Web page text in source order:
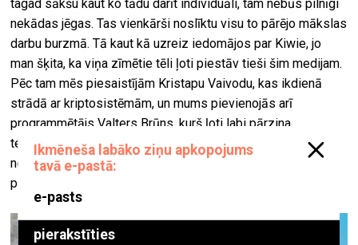
tagad sākšu kaut ko tādu darīt individuāli, tam nebūs pilnīgi
nekādas jēgas. Tas vienkārši noslīktu visu to pārējo mākslas
darbu burzmā. Tā kaut kā uzreiz iedomājos par Kiwie, jo
man šķita, ka viņa zīmētie tēli ļoti piestāv tieši šim medijam.
Pēc tam mēs piesaistījām Kristapu Vaivodu, kas ikdienā
strādā ar kriptosistēmām, un mums pievienojās arī
programmētājs Valters Brūns, kurš ļoti labi pārzina
tehnoloģijas un saprot, ko nozīmē NFT. Mums ir
noformējusies ļoti laba komanda, jo viens otru savstarpēji
papildinam.